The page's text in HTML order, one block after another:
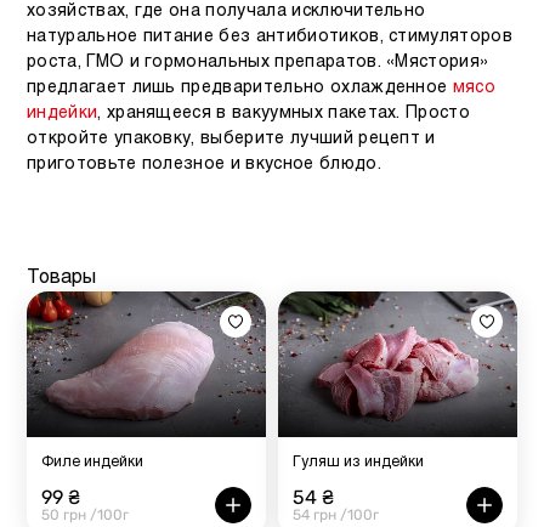
хозяйствах, где она получала исключительно
натуральное питание без антибиотиков, стимуляторов
роста, ГМО и гормональных препаратов. «Мястория»
предлагает лишь предварительно охлажденное мясо
индейки, хранящееся в вакуумных пакетах. Просто
откройте упаковку, выберите лучший рецепт и
приготовьте полезное и вкусное блюдо.
Товары
Филе индейки
99 ₴
50 грн /100г
Гуляш из индейки
54 ₴
54 грн /100г